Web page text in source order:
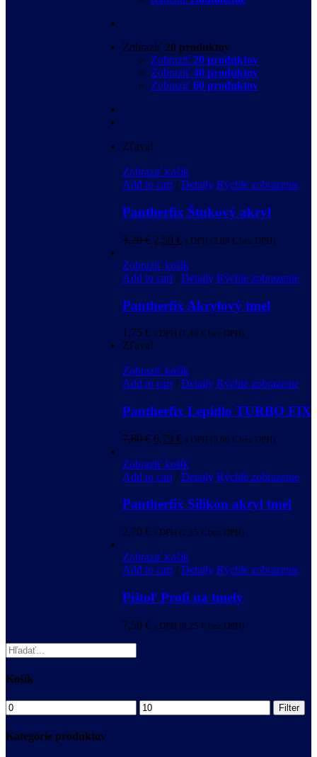
Zobraziť 20 produktov
Zobraziť 20 produktov
Zobraziť 40 produktov
Zobraziť 60 produktov
Zľava!
Zobraziť košík
Add to cart / Detaily Rýchle zobrazenie
Pantherfix Štukový akryl
3,20€ 2,50 € s DPH (2,08 € bez DPH)
Zobraziť košík
Add to cart / Detaily Rýchle zobrazenie
Pantherfix Akrylový tmel
1,75 € s DPH (1,46 € bez DPH)
Zľava!
Zobraziť košík
Add to cart / Detaily Rýchle zobrazenie
Pantherfix Lepidlo TURBO FIX
7,80€ 6,79 € s DPH (5,66 € bez DPH)
Zobraziť košík
Add to cart / Detaily Rýchle zobrazenie
Pantherfix Silikón akryl tmel
2,70 € s DPH (2,25 € bez DPH)
Zobraziť košík
Add to cart / Detaily Rýchle zobrazenie
Pištoľ Profi na tmely
7,50 € s DPH (6,25 € bez DPH)
Košík
Min
price
Max
price
Filter
Kategórie produktov